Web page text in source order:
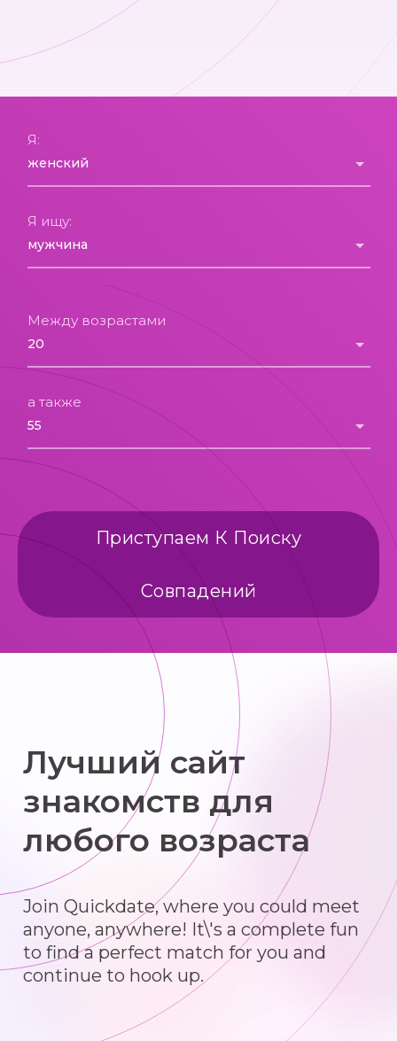
Я:
Я ищу:
Между возрастами
а также
Приступаем К Поиску
Совпадений
Лучший сайт
знакомств для
любого возраста
Join Quickdate, where you could meet
anyone, anywhere! It\'s a complete fun
to find a perfect match for you and
continue to hook up.